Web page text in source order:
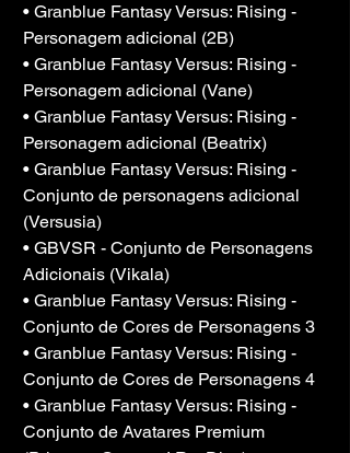
• Granblue Fantasy Versus: Rising -
Personagem adicional (2B)
• Granblue Fantasy Versus: Rising -
Personagem adicional (Vane)
• Granblue Fantasy Versus: Rising -
Personagem adicional (Beatrix)
• Granblue Fantasy Versus: Rising -
Conjunto de personagens adicional
(Versusia)
• GBVSR - Conjunto de Personagens
Adicionais (Vikala)
• Granblue Fantasy Versus: Rising -
Conjunto de Cores de Personagens 3
• Granblue Fantasy Versus: Rising -
Conjunto de Cores de Personagens 4
• Granblue Fantasy Versus: Rising -
Conjunto de Avatares Premium